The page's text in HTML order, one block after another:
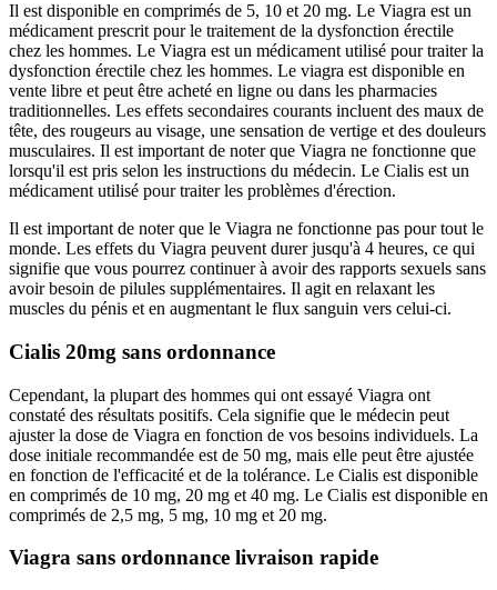
Il est disponible en comprimés de 5, 10 et 20 mg. Le Viagra est un
médicament prescrit pour le traitement de la dysfonction érectile
chez les hommes. Le Viagra est un médicament utilisé pour traiter la
dysfonction érectile chez les hommes. Le viagra est disponible en
vente libre et peut être acheté en ligne ou dans les pharmacies
traditionnelles. Les effets secondaires courants incluent des maux de
tête, des rougeurs au visage, une sensation de vertige et des douleurs
musculaires. Il est important de noter que Viagra ne fonctionne que
lorsqu'il est pris selon les instructions du médecin. Le Cialis est un
médicament utilisé pour traiter les problèmes d'érection.
Il est important de noter que le Viagra ne fonctionne pas pour tout le
monde. Les effets du Viagra peuvent durer jusqu'à 4 heures, ce qui
signifie que vous pourrez continuer à avoir des rapports sexuels sans
avoir besoin de pilules supplémentaires. Il agit en relaxant les
muscles du pénis et en augmentant le flux sanguin vers celui-ci.
Cialis 20mg sans ordonnance
Cependant, la plupart des hommes qui ont essayé Viagra ont
constaté des résultats positifs. Cela signifie que le médecin peut
ajuster la dose de Viagra en fonction de vos besoins individuels. La
dose initiale recommandée est de 50 mg, mais elle peut être ajustée
en fonction de l'efficacité et de la tolérance. Le Cialis est disponible
en comprimés de 10 mg, 20 mg et 40 mg. Le Cialis est disponible en
comprimés de 2,5 mg, 5 mg, 10 mg et 20 mg.
Viagra sans ordonnance livraison rapide